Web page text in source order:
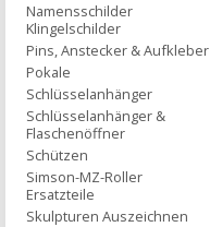
Namensschilder
Klingelschilder
Pins, Anstecker & Aufkleber
Pokale
Schlüsselanhänger
Schlüsselanhänger &
Flaschenöffner
Schützen
Simson-MZ-Roller
Ersatzteile
Skulpturen Auszeichnen